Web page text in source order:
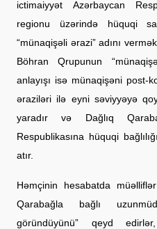
ictimaiyyət Azərbaycan
regionu üzərində hüquqi
“münaqişəli ərazi” adını
Böhran Qrupunun
anlayışı isə münaqişəni post-
əraziləri ilə eyni səviyyəyə
yaradır və Dağlıq
Respublikasına hüquqi
atır.
Həmçinin hesabatda
Qarabağla bağlı
göründüyünü” qeyd